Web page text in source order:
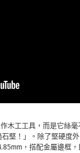
木工工具，而是它絲
堅！」。除了堅硬度
，搭配金屬邊框